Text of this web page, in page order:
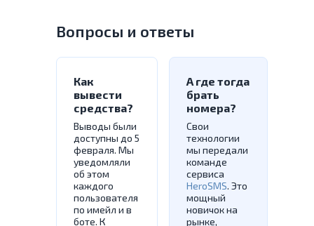
Вопросы и ответы
Как
вывести
средства?
Выводы были
доступны до 5
февраля. Мы
уведомляли
об этом
каждого
пользователя
по имейл и в
боте. К
А где тогда
брать
номера?
Свои
технологии
мы передали
команде
сервиса
HeroSMS. Это
мощный
новичок на
рынке,